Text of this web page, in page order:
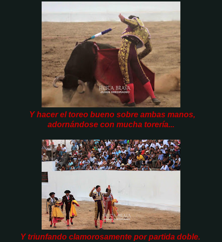
Y hacer el toreo bueno sobre ambas manos,
adornándose con mucha torería...
Y triunfando clamorosamente por partida doble.